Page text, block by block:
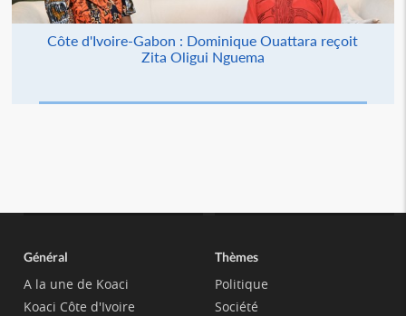
Côte d'Ivoire-Gabon : Dominique Ouattara reçoit
Zita Oligui Nguema
Général
A la une de Koaci
Koaci Côte d'Ivoire
Thèmes
Politique
Société